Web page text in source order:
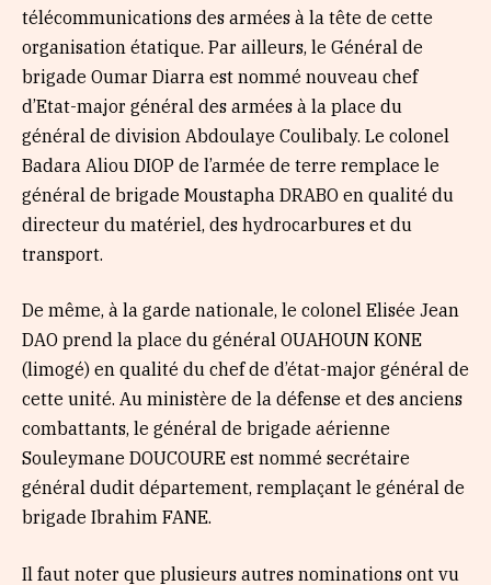
télécommunications des armées à la tête de cette
organisation étatique. Par ailleurs, le Général de
brigade Oumar Diarra est nommé nouveau chef
d’Etat-major général des armées à la place du
général de division Abdoulaye Coulibaly. Le colonel
Badara Aliou DIOP de l’armée de terre remplace le
général de brigade Moustapha DRABO en qualité du
directeur du matériel, des hydrocarbures et du
transport.
De même, à la garde nationale, le colonel Elisée Jean
DAO prend la place du général OUAHOUN KONE
(limogé) en qualité du chef de d’état-major général de
cette unité. Au ministère de la défense et des anciens
combattants, le général de brigade aérienne
Souleymane DOUCOURE est nommé secrétaire
général dudit département, remplaçant le général de
brigade Ibrahim FANE.
Il faut noter que plusieurs autres nominations ont vu